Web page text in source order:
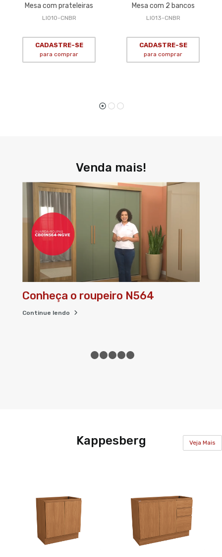
Mesa com prateleiras
LI010-CNBR
CADASTRE-SE
para comprar
Mesa com 2 bancos
LI013-CNBR
CADASTRE-SE
para comprar
Venda mais!
Conheça a cozinha Ciela
Continue lendo
Kappesberg Veja Mais